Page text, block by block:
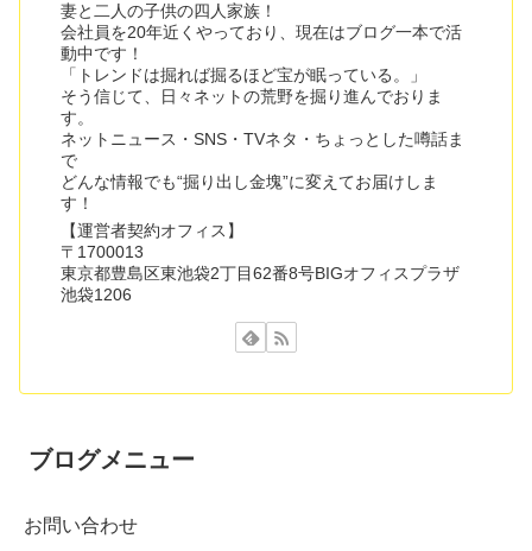
妻と二人の子供の四人家族！
会社員を20年近くやっており、現在はブログ一本で活
動中です！
「トレンドは掘れば掘るほど宝が眠っている。」
そう信じて、日々ネットの荒野を掘り進んでおりま
す。
ネットニュース・SNS・TVネタ・ちょっとした噂話ま
で
どんな情報でも“掘り出し金塊”に変えてお届けしま
す！
【運営者契約オフィス】
〒1700013
東京都豊島区東池袋2丁目62番8号BIGオフィスプラザ
池袋1206
ブログメニュー
お問い合わせ